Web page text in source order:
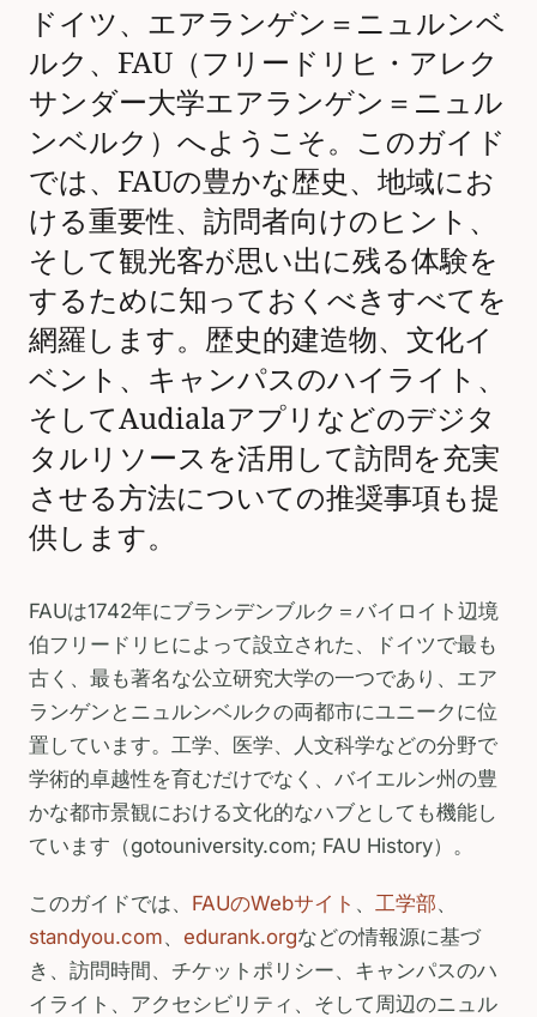
ドイツ、エアランゲン＝ニュルンベ
ルク、FAU（フリードリヒ・アレク
サンダー大学エアランゲン＝ニュル
ンベルク）へようこそ。このガイド
では、FAUの豊かな歴史、地域にお
ける重要性、訪問者向けのヒント、
そして観光客が思い出に残る体験を
するために知っておくべきすべてを
網羅します。歴史的建造物、文化イ
ベント、キャンパスのハイライト、
そしてAudialaアプリなどのデジタ
タルリソースを活用して訪問を充実
させる方法についての推奨事項も提
供します。
FAUは1742年にブランデンブルク＝バイロイト辺境
伯フリードリヒによって設立された、ドイツで最も
古く、最も著名な公立研究大学の一つであり、エア
ランゲンとニュルンベルクの両都市にユニークに位
置しています。工学、医学、人文科学などの分野で
学術的卓越性を育むだけでなく、バイエルン州の豊
かな都市景観における文化的なハブとしても機能し
ています（gotouniversity.com; FAU History）。
このガイドでは、 FAUのWebサイト 、 工学部、
standyou.com、 edurank.orgなどの情報源に基づ
き、訪問時間、チケットポリシー、キャンパスのハ
イライト、アクセシビリティ、そして周辺のニュル